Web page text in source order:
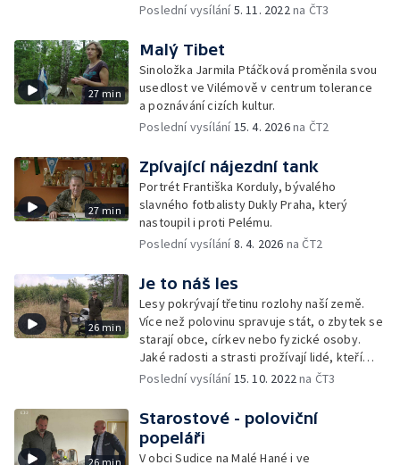
nebo jsou nedůvěřiví?
Poslední vysílání5. 11. 2022na ČT3
27 min
Malý Tibet
Sinoložka Jarmila Ptáčková proměnila svou
usedlost ve Vilémově v centrum tolerance
a poznávání cizích kultur.
Poslední vysílání15. 4. 2026na ČT2
27 min
Zpívající nájezdní tank
Portrét Františka Korduly, bývalého
slavného fotbalisty Dukly Praha, který
nastoupil i proti Pelému.
Poslední vysílání8. 4. 2026 na ČT2
26 min
Je to náš les
Lesy pokrývají třetinu rozlohy naší země.
Více než polovinu spravuje stát, o zbytek se
starají obce, církev nebo fyzické osoby.
Jaké radosti a strasti prožívají lidé, kteří
o lesy pečují?
Poslední vysílání15. 10. 2022na ČT3
26 min
Starostové - poloviční
popeláři
V obci Sudice na Malé Hané i ve